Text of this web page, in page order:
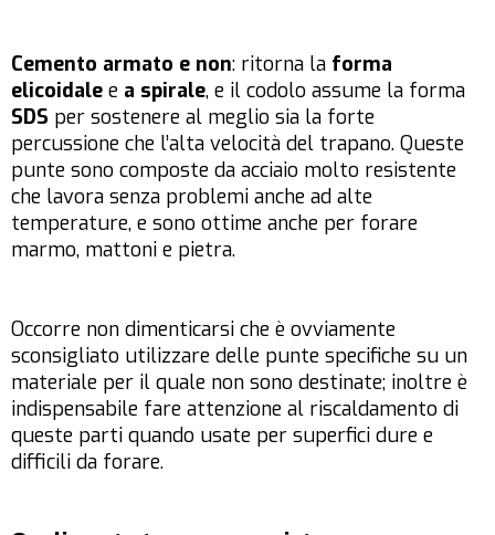
Cemento armato e non: ritorna la forma
elicoidale e a spirale, e il codolo assume la forma
SDS per sostenere al meglio sia la forte
percussione che l’alta velocità del trapano. Queste
punte sono composte da acciaio molto resistente
che lavora senza problemi anche ad alte
temperature, e sono ottime anche per forare
marmo, mattoni e pietra.
Occorre non dimenticarsi che è ovviamente
sconsigliato utilizzare delle punte specifiche su un
materiale per il quale non sono destinate; inoltre è
indispensabile fare attenzione al riscaldamento di
queste parti quando usate per superfici dure e
difficili da forare.